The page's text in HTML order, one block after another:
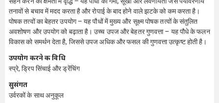
तनावों से बचाव में मदद करता है और रोपाई के बाद होने वाले झटके को कम करता है।
पोषक तत्वों का बेहतर उपयोग – यह पौधों में मुख्य और सूक्ष्म पोषक तत्वों के संतुलित
अवशोषण और उपयोग को बढ़ाता है। उच्च उपज और बेहतर गुणवत्ता – यह पौधे के फलन
विकास को समर्थन देता है, जिससे उपज अधिक और फसल की गुणवत्ता उत्कृष्ट होती है।
उपयोग करने की विधि
स्प्रे, ड्रिप सिंचाई और ड्रेंचिंग
सुसंगत
उर्वरकों के साथ अनुकूल